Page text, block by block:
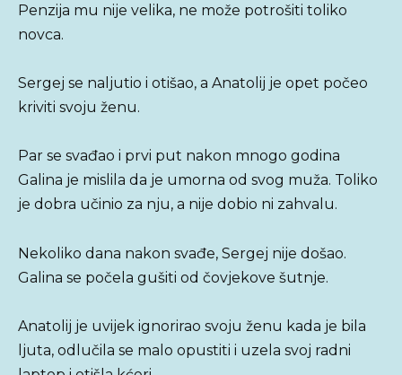
Penzija mu nije velika, ne može potrošiti toliko
novca.
Sergej se naljutio i otišao, a Anatolij je opet počeo
kriviti svoju ženu.
Par se svađao i prvi put nakon mnogo godina
Galina je mislila da je umorna od svog muža. Toliko
je dobra učinio za nju, a nije dobio ni zahvalu.
Nekoliko dana nakon svađe, Sergej nije došao.
Galina se počela gušiti od čovjekove šutnje.
Anatolij je uvijek ignorirao svoju ženu kada je bila
ljuta, odlučila se malo opustiti i uzela svoj radni